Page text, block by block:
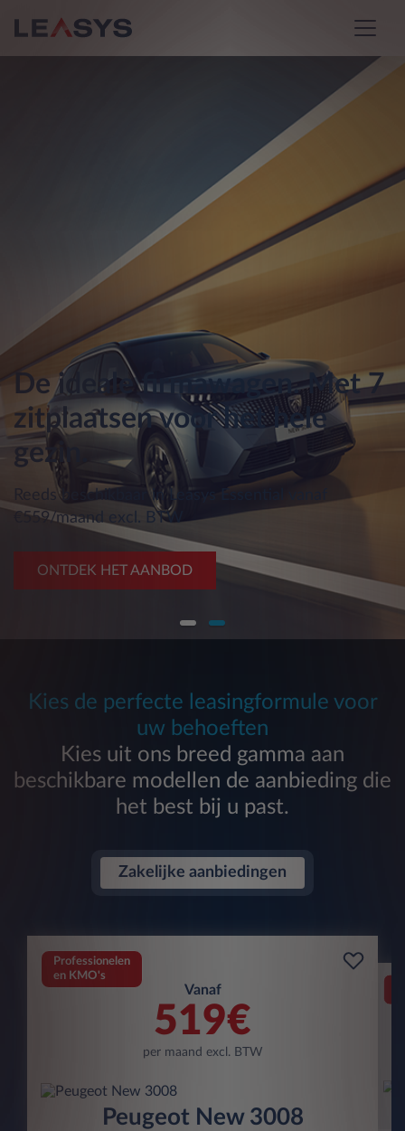
De ideale firmawagen. Met 7
zitplaatsen voor het hele
gezin.
Reeds beschikbaar in Leasys Essential vanaf
€559/maand excl. BTW
ONTDEK HET AANBOD
Kies de perfecte leasingformule voor
uw behoeften
Kies uit ons breed gamma aan
beschikbare modellen de aanbieding die
het best bij u past.
Zakelijke aanbiedingen
Professionelen
en KMO's
Vanaf
519€
per maand excl. BTW
Peugeot New 3008